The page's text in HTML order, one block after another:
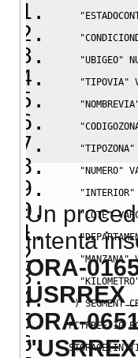
"UBIGEO"
"TIPOVIA"
"TIPOZONA"
"NUMERO"
"INTERIOR"
"LOTE"
"MANZANA"
) SEGMENT
PCTFREE 10
STORAGE (
Un
intenta
ORA-
ORA-